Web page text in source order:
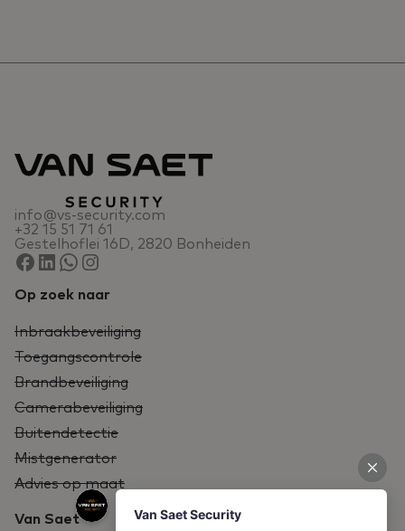
info@vs-security.com
+32 15 51 71 61
Gestelhoflei 16D, 2820 Bonheiden
Op zoek naar
Inbraakbeveiliging
Toegangscontrole
Brandbeveiliging
Camerabeveiliging
Buitendetectie
Mistgenerator
Advies op maat
Van Saet